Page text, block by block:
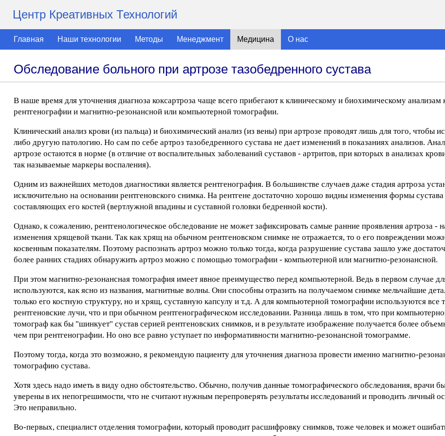
Центр Креативных Технологий
Главная Наши технологии Методы Менеджмент Медицина О нас
Обследование больного при артрозе тазобедренного сустава
В наше время для уточнения диагноза коксартроза чаще всего прибегают к клиническому и биохимическому анализам
рентгенографии и магнитно-резонансной или компьютерной томографии.
Клинический анализ крови (из пальца) и биохимический анализ (из вены) при артрозе проводят лишь для того, чтобы
либо другую патологию. Но сам по себе артроз тазобедренного сустава не дает изменений в показаниях анализов.
артрозе остаются в норме (в отличие от воспалительных заболеваний суставов - артритов, при которых в анализах
так называемые маркеры воспаления).
Одним из важнейших методов диагностики является рентгенография. В большинстве случаев даже стадия артроза
исключительно на основании рентгеновского снимка. На рентгене достаточно хорошо видны изменения формы
составляющих его костей (вертлужной впадины и суставной головки бедренной кости).
Однако, к сожалению, рентгенологическое обследование не может зафиксировать самые ранние проявления артроза -
изменения хрящевой ткани. Так как хрящ на обычном рентгеновском снимке не отражается, то о его повреждении
косвенным показателям. Поэтому распознать артроз можно только тогда, когда разрушение сустава зашло уже
более ранних стадиях обнаружить артроз можно с помощью томографии - компьютерной или магнитно-резонансной.
При этом магнитно-резонансная томография имеет явное преимущество перед компьютерной. Ведь в первом случае
используются, как ясно из названия, магнитные волны. Они способны отразить на получаемом снимке мельчайшие
только его костную структуру, но и хрящ, суставную капсулу и т.д. А для компьютерной томографии используются все
рентгеновские лучи, что и при обычном рентгенографическом исследовании. Разница лишь в том, что при
томограф как бы "шинкует" сустав серией рентгеновских снимков, и в результате изображение получается более
чем при рентгенографии. Но оно все равно уступает по информативности магнитно-резонансной томограмме.
Поэтому тогда, когда это возможно, я рекомендую пациенту для уточнения диагноза провести именно магнитно-
томографию сустава.
Хотя здесь надо иметь в виду одно обстоятельство. Обычно, получив данные томографического обследования, врачи
уверены в их непогрешимости, что не считают нужным перепроверять результаты исследований и проводить личный
Это неправильно.
Во-первых, специалист отделения томографии, который проводит расшифровку снимков, тоже человек и может